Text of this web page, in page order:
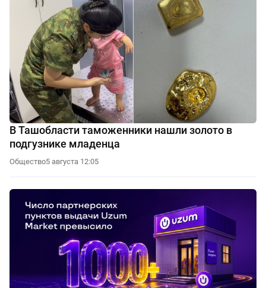
В Ташобласти таможенники нашли золото в
подгузнике младенца
Общество5 августа 12:05